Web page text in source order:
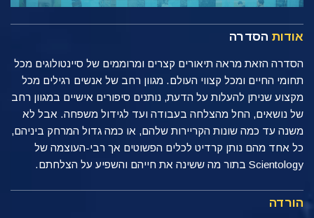
אודות הסדרה
הסדרה הזאת מראה תיאורים קצרים ומרוממים של סיינטולוגים מכל
תחומי החיים ומכל קצווי העולם. מגוון רחב של אנשים רגילים מכל
מקצוע שניתן להעלות על הדעת, נותנים סיפורים אישיים במגוון רחב
של נושאים, החל מהצלחה בעבודה ועד לגידול משפחה. אבל לא
משנה עד כמה שונות הקריירות שלהם, או כמה גדול המרחק ביניהם,
כל אחד מהם נותן קרדיט לכלים הפשוטים אך רבי-העוצמה של
Scientology בתור מה ששינה את חייהם והשפיע על הצלחתם.
הורדה